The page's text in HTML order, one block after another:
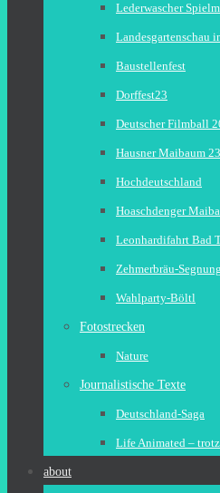
Lederwascher
Landesgartenschau
Baustellenfest
Dorffest23
Deutscher Filmball
Hausner Maibaum 23
Hochdeutschland
Hoaschdenger
Leonhardifahrt Bad
Zehmerbräu-Segnung
Wahlparty-Böltl
Fotostrecken
Nature
Journalistische Texte
Deutschland-Saga
Life Animated –
about